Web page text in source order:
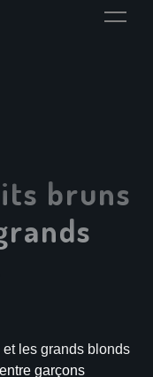
bruns
et les grands blonds
garçons